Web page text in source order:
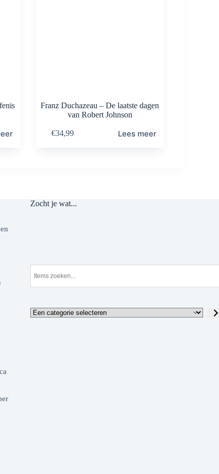
Franz Duchazeau – De laatste dagen
van Robert Johnson
€34,99 Lees meer
Zocht je wat...